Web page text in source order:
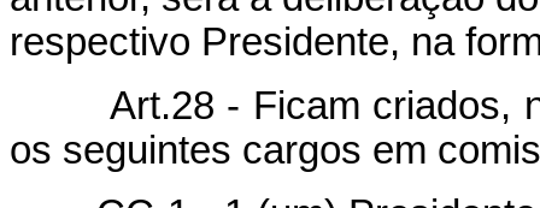
respectivo Presidente, na
Art.28 - Ficam criados,
os seguintes cargos em